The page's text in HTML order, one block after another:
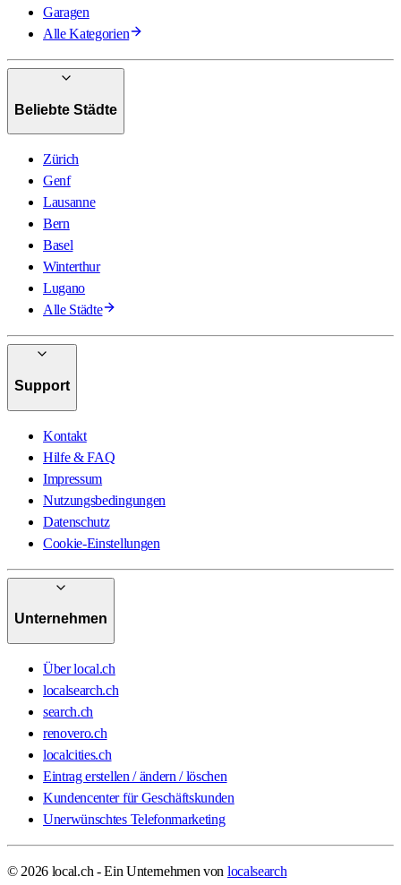
Garagen
Alle Kategorien
Beliebte Städte
Zürich
Genf
Lausanne
Bern
Basel
Winterthur
Lugano
Alle Städte
Support
Kontakt
Hilfe & FAQ
Impressum
Nutzungsbedingungen
Datenschutz
Cookie-Einstellungen
Unternehmen
Über local.ch
localsearch.ch
search.ch
renovero.ch
localcities.ch
Eintrag erstellen / ändern / löschen
Kundencenter für Geschäftskunden
Unerwünschtes Telefonmarketing
© 2026 local.ch - Ein Unternehmen von localsearch